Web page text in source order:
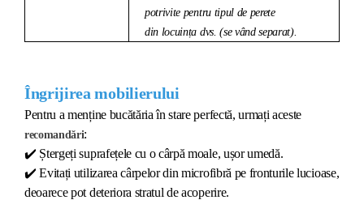
potrivite pentru tipul de perete
din locuința dvs. (se vând separat).
Îngrijirea mobilierului
Pentru a menține bucătăria în stare perfectă, urmați aceste
recomandări:
✔️ Ștergeți suprafețele cu o cârpă moale, ușor umedă.
✔️ Evitați utilizarea cârpelor din microfibră pe fronturile lucioase,
deoarece pot deteriora stratul de acoperire.